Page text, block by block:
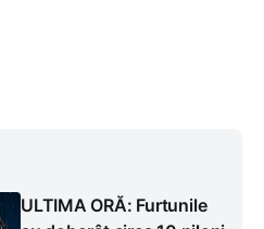
ULTIMA ORĂ: Furtunile